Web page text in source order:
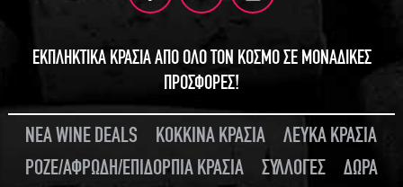
ΕΚΠΛΗΚΤΙΚΑ ΚΡΑΣΙΑ ΑΠΟ ΟΛΟ ΤΟΝ ΚΟΣΜΟ ΣΕ ΜΟΝΑΔΙΚΕΣ
ΠΡΟΣΦΟΡΕΣ!
ΝΕΑ WINE DEALS ΚΟΚΚΙΝΑ ΚΡΑΣΙΑ
ΛΕΥΚΑ ΚΡΑΣΙΑ
ΡΟΖΕ/ΑΦΡΩΔΗ/ΕΠΙΔΟΡΠΙΑ ΚΡΑΣΙΑ
ΣΥΛΛΟΓΕΣ
ΔΩΡΑ